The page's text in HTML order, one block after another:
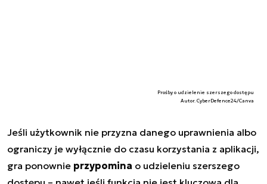
Prośby o udzielenie szerszego dostępu
Autor. CyberDefence24/Canva
Jeśli użytkownik nie przyzna danego uprawnienia albo
ograniczy je wyłącznie do czasu korzystania z aplikacji,
gra ponownie przypomina o udzieleniu szerszego